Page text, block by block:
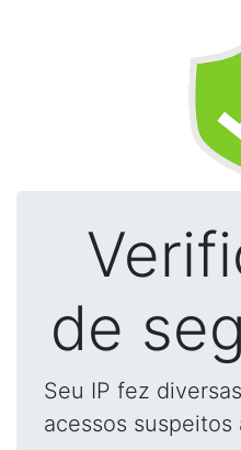
de
Seu IP fez
acessos